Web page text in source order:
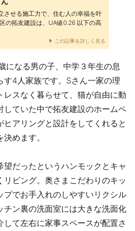
させる施工力で、住む人の幸福を叶
の拓友建設は、UA値0.26 以下の高
この記事を詳しく見る
になる男の子、中学３年生の息
す4人家族です。Sさん一家の理
レスなく暮らせて、猫が自由に動
していた中で拓友建設のホームペ
アリングと設計をしてくれると
めます。
望だったというハンモックとキャ
リビング。奥さまこだわりのキッ
プでお手入れのしやすいリクシル
チン裏の洗面室には大きな洗面化
て左右に家事スペースが配置さ